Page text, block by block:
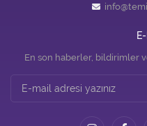
En son haberler, bildirimler